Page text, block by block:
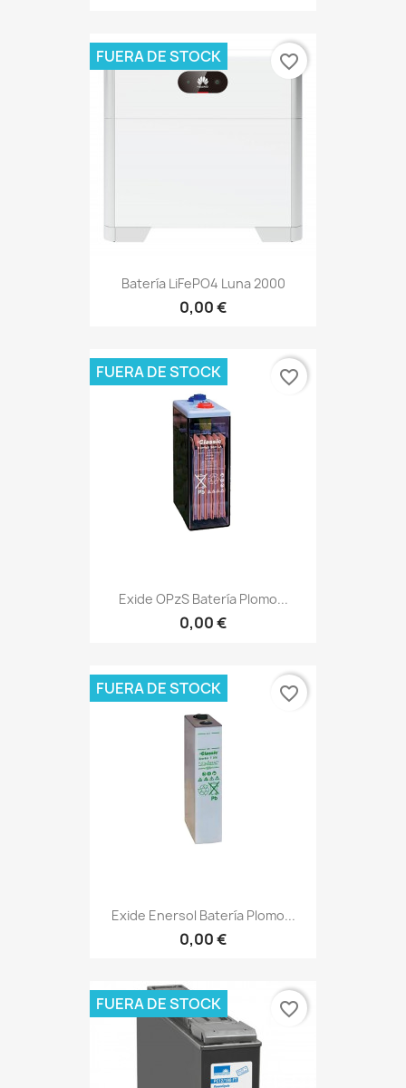
Batería LiFePO4 Luna 2000
0,00 €
FUERA DE STOCK favorite_border
Exide OPzS Batería Plomo...
0,00 €
FUERA DE STOCK favorite_border
Exide Enersol Batería Plomo...
0,00 €
FUERA DE STOCK favorite_border
FUERA DE STOCK favorite_border